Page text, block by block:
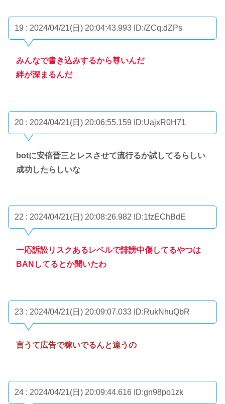
19 : 2024/04/21(日) 20:04:43.993 ID:/ZCq.dZPs
みんなで書き込みするから尊いんだ
絆が深まるんだ
20 : 2024/04/21(日) 20:06:55.159 ID:UajxR0H71
botに安倍晋三とレスさせて流行るか試してるらしい
成功したらしいな
22 : 2024/04/21(日) 20:08:26.982 ID:1fzEChBdE
一応訴訟リスクあるレベルで誹謗中傷してるやつは
BANしてるとか聞いたわ
23 : 2024/04/21(日) 20:09:07.033 ID:RukNhuQbR
言うて広告で稼いでるんと違うの
24 : 2024/04/21(日) 20:09:44.616 ID:gn98po1zk